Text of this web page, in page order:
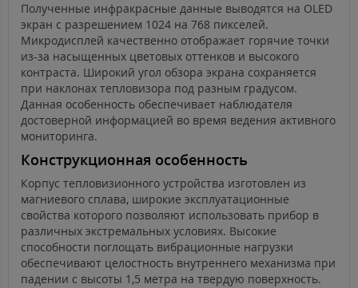
Полученные инфракрасные данные выводятся на OLED
экран с разрешением 1024 на 768 пикселей.
Микродисплей качественно отображает горячие точки
из-за насыщенных цветовых оттенков и высокого
контраста. Широкий угол обзора экрана сохраняется
при наклонах тепловизора под разным градусом.
Данная особенность обеспечивает наблюдателя
достоверной информацией во время ведения активного
мониторинга.
Конструкционная особенность
Корпус тепловизионного устройства изготовлен из
магниевого сплава, широкие эксплуатационные
свойства которого позволяют использовать прибор в
различных экстремальных условиях. Высокие
способности поглощать вибрационные нагрузки
обеспечивают целостность внутреннего механизма при
падении с высоты 1,5 метра на твердую поверхность.